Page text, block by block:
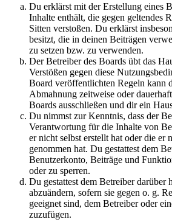
Du erklärst mit der Erstellung eines
Inhalte enthält, die gegen geltendes
Sitten verstoßen. Du erklärst
besitzt, die in deinen Beiträgen
zu setzen bzw. zu verwenden.
Der Betreiber des Boards übt das
Verstößen gegen diese
Board veröffentlichten Regeln kann
Abmahnung zeitweise oder
Boards ausschließen und dir ein
Du nimmst zur Kenntnis, dass der
Verantwortung für die Inhalte von
er nicht selbst erstellt hat oder die er
genommen hat. Du gestattest dem
Benutzerkonto, Beiträge und
oder zu sperren.
Du gestattest dem Betreiber darüber
abzuändern, sofern sie gegen o. g.
geeignet sind, dem Betreiber oder
zuzufügen.